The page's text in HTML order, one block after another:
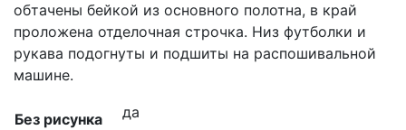
обтачены бейкой из основного полотна, в край
проложена отделочная строчка. Низ футболки и
рукава подогнуты и подшиты на распошивальной
машине.
Без рисунка да